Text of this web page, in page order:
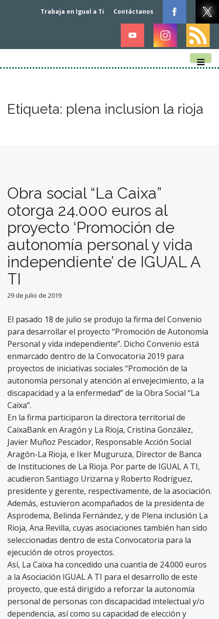
M
n
m
t
t
Etiqueta: plena inclusion la rioja
Obra social “La Caixa”
otorga 24.000 euros al
proyecto ‘Promoción de
autonomía personal y vida
independiente’ de IGUAL A
TI
29 de julio de 2019
El pasado 18 de julio se produjo la firma del Convenio
para desarrollar el proyecto “Promoción de Autonomía
Personal y vida independiente”. Dicho Convenio está
enmarcado dentro de la Convocatoria 2019 para
proyectos de iniciativas sociales “Promoción de la
autonomía personal y atención al envejecimiento, a la
discapacidad y a la enfermedad” de la Obra Social “La
Caixa”.
En la firma participaron la directora territorial de
CaixaBank en Aragón y La Rioja, Cristina González,
Javier Muñoz Pescador, Responsable Acción Social
Aragón-La Rioja, e Iker Muguruza, Director de Banca
de Instituciones de La Rioja. Por parte de IGUAL A TI,
acudieron Santiago Urizarna y Roberto Rodríguez,
presidente y gerente, respectivamente, de la asociación.
Además, estuvieron acompañados de la presidenta de
Asprodema, Belinda Fernández, y de Plena inclusión La
Rioja, Ana Revilla, cuyas asociaciones también han sido
seleccionadas dentro de esta Convocatoria para la
ejecución de otros proyectos.
Así, La Caixa ha concedido una cuantía de 24.000 euros
a la Asociación IGUAL A TI para el desarrollo de este
proyecto, que está dirigido a reforzar la autonomía
personal de personas con discapacidad intelectual y/o
dependencia, así como su capacidad de elección y
Trabaja en Igual a Ti Contáctanos